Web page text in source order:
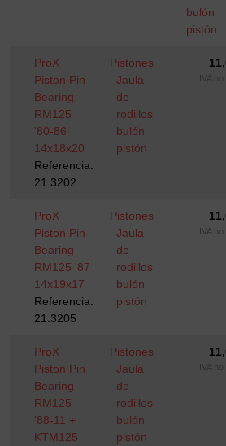
bulón
pistón
ProX
Piston Pin
Bearing
RM125
'80-86
14x18x20
Referencia:
21.3202
Pistones
Jaula
de
rodillos
bulón
pistón
IVA no
ProX
Piston Pin
Bearing
RM125 '87
14x19x17
Referencia:
21.3205
Pistones
Jaula
de
rodillos
bulón
pistón
IVA no
ProX
Piston Pin
Bearing
RM125
'88-11 +
KTM125
Pistones
Jaula
de
rodillos
bulón
pistón
IVA no